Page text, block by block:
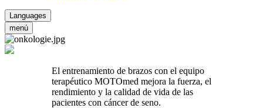
Languages
menú
El entrenamiento de brazos con el equipo
terapéutico MOTOmed mejora la fuerza, el
rendimiento y la calidad de vida de las
pacientes con cáncer de seno.